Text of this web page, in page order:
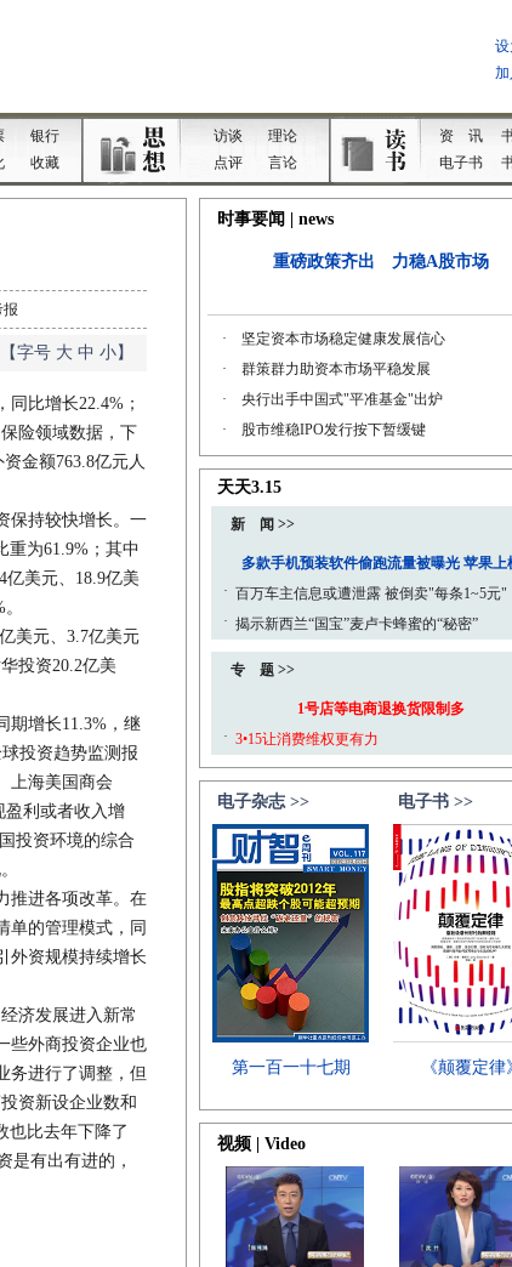
【字号 大 中 小】
比增长22.4%；
险领域数据，下
金额763.8亿元人
持较快增长。一
重为61.9%；其中
美元、18.9亿美
美元、3.7亿美元
投资20.2亿美
增长11.3%，继
投资趋势监测报
上海美国商会
盈利或者收入增
投资环境的综合
进各项改革。在
单的管理模式，同
外资规模持续增长
济发展进入新常
些外商投资企业也
务进行了调整，但
资新设企业数和
也比去年下降了
是有出有进的，